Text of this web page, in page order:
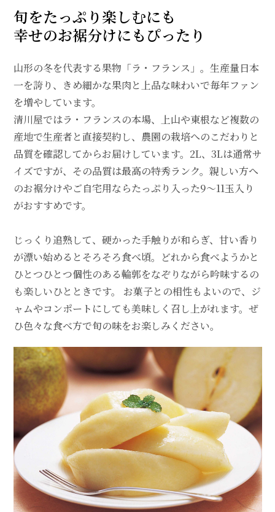
旬をたっぷり楽しむにも
幸せのお裾分けにもぴったり
山形の冬を代表する果物「ラ・フランス」。生産量日本
一を誇り、きめ細かな果肉と上品な味わいで毎年ファン
を増やしています。
清川屋ではラ・フランスの本場、上山や東根など複数の
産地で生産者と直接契約し、農園の栽培へのこだわりと
品質を確認してからお届けしています。2L、3Lは通常サ
イズですが、その品質は最高の特秀ランク。親しい方へ
のお裾分けやご自宅用ならたっぷり入った9～11玉入り
がおすすめです。
じっくり追熟して、硬かった手触りが和らぎ、甘い香り
が漂い始めるとそろそろ食べ頃。どれから食べようかと
ひとつひとつ個性のある輪郭をなぞりながら吟味するの
も楽しいひとときです。 お菓子との相性もよいので、ジ
ャムやコンポートにしても美味しく召し上がれます。ぜ
ひ色々な食べ方で旬の味をお楽しみください。